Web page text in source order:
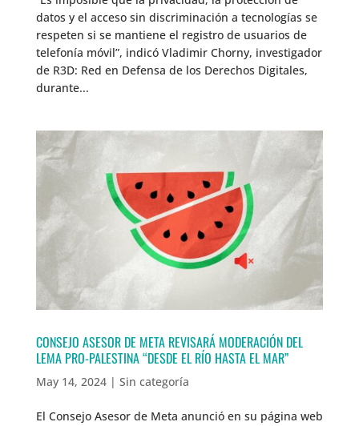
datos y el acceso sin discriminación a tecnologías se
respeten si se mantiene el registro de usuarios de
telefonía móvil”, indicó Vladimir Chorny, investigador
de R3D: Red en Defensa de los Derechos Digitales,
durante...
CONSEJO ASESOR DE META REVISARÁ MODERACIÓN DEL
LEMA PRO-PALESTINA “DESDE EL RÍO HASTA EL MAR”
May 14, 2024| Sin categoría
El Consejo Asesor de Meta anunció en su página web